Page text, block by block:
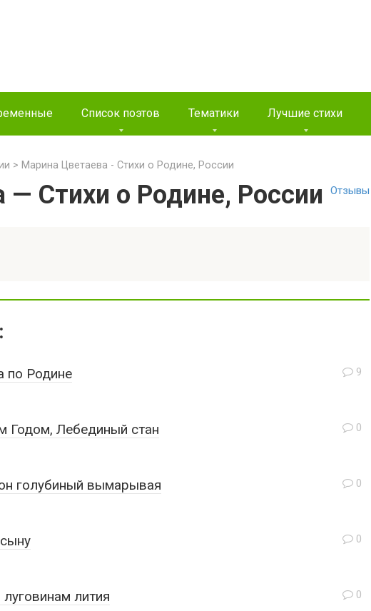
Список поэтов Тематики Лучшие стихи
> Марина Цветаева - Стихи о Родине, России
Отзывы
Стихи о Родине, России
9
по Родине
0
Лебединый стан
0
голубиный вымарывая
0
0
лития